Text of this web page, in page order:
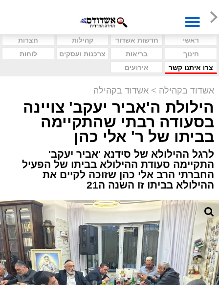
ראשי חדשות אשדוד קהילות
חצרות
חינוך
בריאות צרכנות ועסקים
לוחות
צרו איתנו קשר
אירועים
אשדוד בקהילה > אשדוד בקהילה
הילולת ה'אביר יעקב' צויינה
בסעודה רבתי שהתקיימה
בביתו של ר' אלי כהן
לרגל ההילולא של סידנא 'אביר יעקב'
התקיימה סעודת ההילולא בביתו של הפעיל
החברתי הרב אלי כהן שזוכה לקיים את
ההילולא בביתו זו השנה ה21